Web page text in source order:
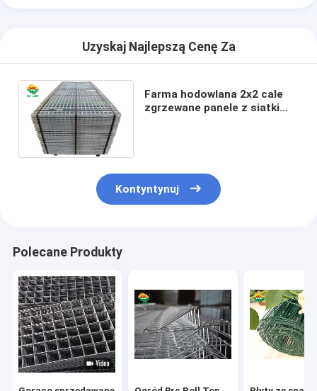
Uzyskaj Najlepszą Cenę Za
Farma hodowlana 2x2 cale
zgrzewane panele z siatki
Kontyntynuj
Polecane Produkty